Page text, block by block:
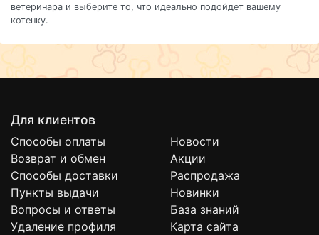
ветеринара и выберите то, что идеально подойдет вашему
котенку.
Для клиентов
Способы оплаты
Возврат и обмен
Способы доставки
Пункты выдачи
Вопросы и ответы
Удаление профиля
Новости
Акции
Распродажа
Новинки
База знаний
Карта сайта